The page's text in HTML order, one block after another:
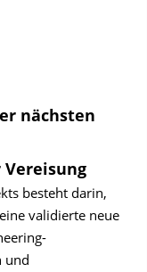
nächsten
besteht darin,
validierte neue
und